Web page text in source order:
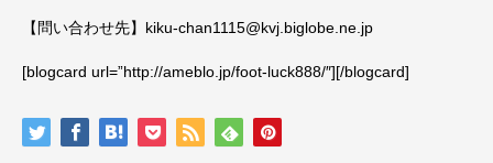
【問い合わせ先】kiku-chan1115@kvj.biglobe.ne.jp
[blogcard url=”http://ameblo.jp/foot-luck888/″][/blogcard]